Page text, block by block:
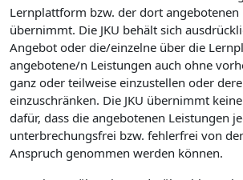
Lernplattform bzw. der dort angebotenen
übernimmt. Die JKU behält sich
Angebot oder die/einzelne über die
angebotene/n Leistungen auch ohne
ganz oder teilweise einzustellen oder
einzuschränken. Die JKU übernimmt
dafür, dass die angebotenen Leistungen
unterbrechungsfrei bzw. fehlerfrei von
Anspruch genommen werden können.